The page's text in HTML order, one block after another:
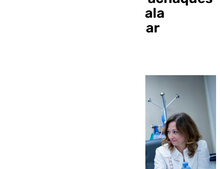
de salud: «Tengo la mala
costumbre de no tomar